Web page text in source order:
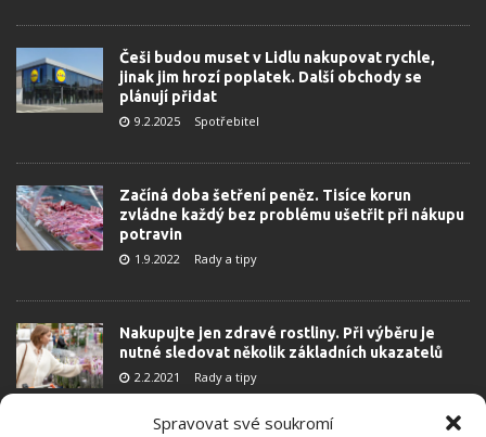
Spravovat své soukromí
Češi budou muset v Lidlu nakupovat rychle,
jinak jim hrozí poplatek. Další obchody se
plánují přidat
9.2.2025 Spotřebitel
Začíná doba šetření peněz. Tisíce korun
zvládne každý bez problému ušetřit při nákupu
potravin
1.9.2022 Rady a tipy
Nakupujte jen zdravé rostliny. Při výběru je
nutné sledovat několik základních ukazatelů
2.2.2021 Rady a tipy